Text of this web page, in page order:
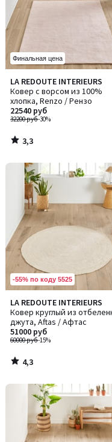
Финальная цена
LA REDOUTE INTERIEURS
Ковер с ворсом из 100%
хлопка, Renzo / Рензо
32200 руб-30%
22540 руб
3,3
/ 5
3,3
/
-55% по коду 5525
LA REDOUTE INTERIEURS
Ковер круглый из
джута, Aftas / Афтас
60000 руб-15%
51000 руб
4,3
/ 5
4,3
/